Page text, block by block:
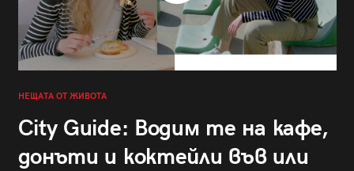
НЕЩАТА ОТ ЖИВОТА
City Guide: Водим те на кафе,
донъти и коктейли във или